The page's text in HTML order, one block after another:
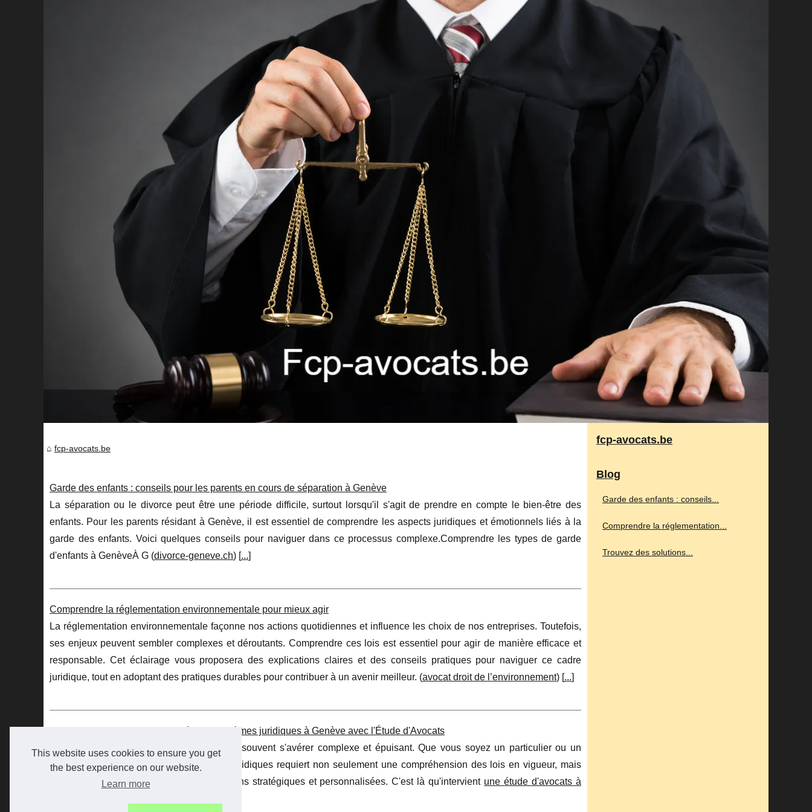
This website uses cookies to ensure you get
the best experience on our website.
Learn more
fcp-avocats.be
Garde des enfants : conseils pour les parents en cours de séparation à Genève
La séparation ou le divorce peut être une période difficile, surtout lorsqu'il s'agit de prendre en compte le bien-être des
enfants. Pour les parents résidant à Genève, il est essentiel de comprendre les aspects juridiques et émotionnels liés à la
garde des enfants. Voici quelques conseils pour naviguer dans ce processus complexe.Comprendre les types de garde
d'enfants à GenèveÀ G (divorce-geneve.ch) [...]
Comprendre la réglementation environnementale pour mieux agir
La réglementation environnementale façonne nos actions quotidiennes et influence les choix de nos entreprises. Toutefois,
ses enjeux peuvent sembler complexes et déroutants. Comprendre ces lois est essentiel pour agir de manière efficace et
responsable. Cet éclairage vous proposera des explications claires et des conseils pratiques pour naviguer ce cadre
juridique, tout en adoptant des pratiques durables pour contribuer à un avenir meilleur. (avocat droit de l’environnement) [...]
Trouvez des solutions efficaces à vos problèmes juridiques à Genève avec l'Étude d'Avocats
Naviguer dans les méandres du droit peut souvent s'avérer complexe et épuisant. Que vous soyez un particulier ou un
professionnel, faire face à des questions juridiques requiert non seulement une compréhension des lois en vigueur, mais
aussi une capacité à envisager des solutions stratégiques et personnalisées. C'est là qu'intervient une étude d'avocats à
fcp-avocats.be
Blog
Garde des enfants : conseils...
Comprendre la réglementation...
Trouvez des solutions...